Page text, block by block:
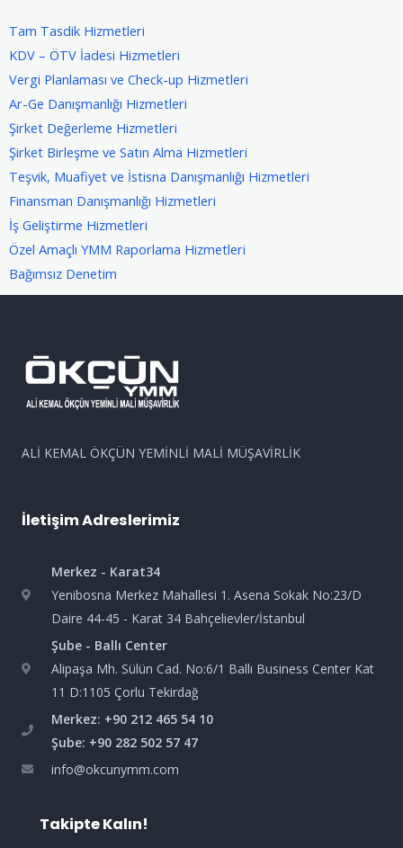
Tam Tasdik Hizmetleri
KDV – ÖTV İadesi Hizmetleri
Vergi Planlaması ve Check-up Hizmetleri
Ar-Ge Danışmanlığı Hizmetleri
Şirket Değerleme Hizmetleri
Şirket Birleşme ve Satın Alma Hizmetleri
Teşvik, Muafiyet ve İstisna Danışmanlığı Hizmetleri
Finansman Danışmanlığı Hizmetleri
İş Geliştirme Hizmetleri
Özel Amaçlı YMM Raporlama Hizmetleri
Bağımsız Denetim
ALİ KEMAL ÖKÇÜN YEMİNLİ MALİ MÜŞAVİRLİK
İletişim Adreslerimiz
Merkez - Karat34
Yenibosna Merkez Mahallesi 1. Asena Sokak No:23/D
Daire 44-45 - Karat 34 Bahçelievler/İstanbul
Şube - Ballı Center
Alipaşa Mh. Sülün Cad. No:6/1 Ballı Business Center Kat
11 D:1105 Çorlu Tekirdağ
Merkez: +90 212 465 54 10
Şube: +90 282 502 57 47
info@okcunymm.com
Takipte Kalın!